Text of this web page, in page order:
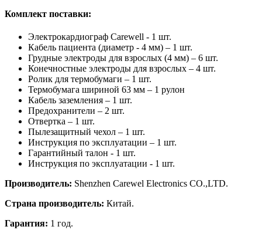
Комплект поставки:
Электрокардиограф Carewell - 1 шт.
Кабель пациента (диаметр - 4 мм) – 1 шт.
Грудные электроды для взрослых (4 мм) – 6 шт.
Конечностные электроды для взрослых – 4 шт.
Ролик для термобумаги – 1 шт.
Термобумага шириной 63 мм – 1 рулон
Кабель заземления – 1 шт.
Предохранители – 2 шт.
Отвертка – 1 шт.
Пылезащитный чехол – 1 шт.
Инструкция по эксплуатации – 1 шт.
Гарантийный талон - 1 шт.
Инструкция по эксплуатации - 1 шт.
Производитель: Shenzhen Carewel Electronics CO.,LTD.
Страна производитель: Китай.
Гарантия: 1 год.